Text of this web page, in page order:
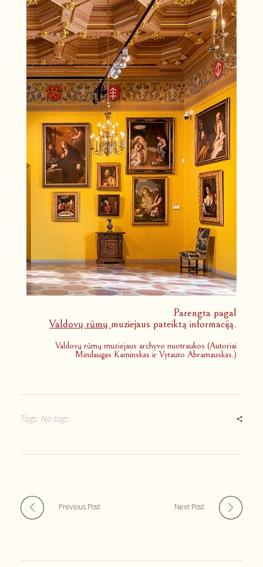
Parengta pagal
Valdovų rūmų muziejaus pateiktą informaciją.
Valdovų rūmų muziejaus archyvo nuotraukos (Autoriai
Mindaugas Kaminskas ir Vytauto Abramauskas.)
Tags: No tags
Previous Post Next Post